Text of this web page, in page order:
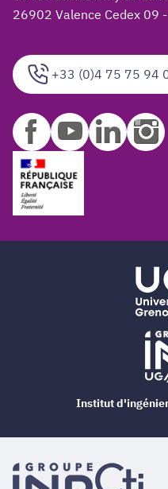
+33 (0)4 75 75 94
26902 Valence Cedex 09
Institut